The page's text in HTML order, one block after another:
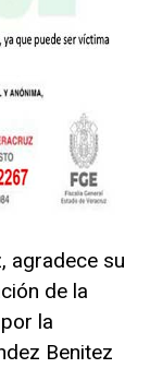
agradece su
de la
la
Benitez